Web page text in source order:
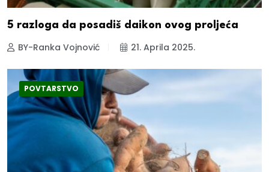
5 razloga da posadiš daikon ovog proljeća
BY-Ranka Vojnović 21. Aprila 2025.
POVTARSTVO